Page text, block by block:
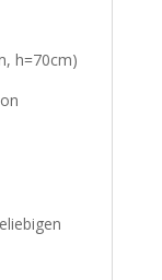
h=70cm)